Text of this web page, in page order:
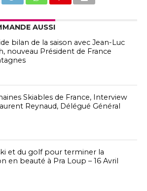
AUSSI
bilan de la saison avec Jean-Luc
nouveau Président de France
Skiables de France, Interview
Reynaud, Délégué Général
et du golf pour terminer la
en beauté à Pra Loup – 16 Avril